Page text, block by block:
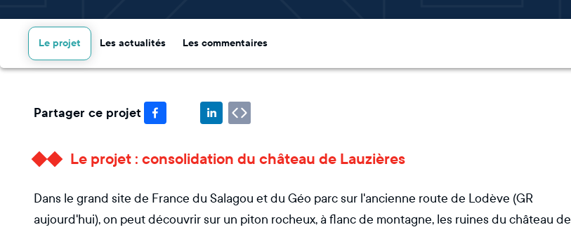
Le projet Les actualités Les commentaires
Partager ce projet
Le projet : consolidation du château de Lauzières
Dans le grand site de France du Salagou et du Géo parc sur l'ancienne route de Lodève (GR
aujourd'hui), on peut découvrir sur un piton rocheux, à flanc de montagne, les ruines du château de